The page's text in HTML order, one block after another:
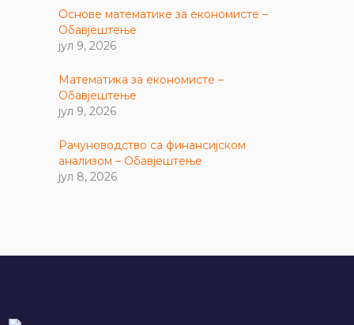
Основе математике за економисте –
Обавјештење
јул 9, 2026
Математика за економисте –
Обавјештење
јул 9, 2026
Рачуноводство са финансијском
анализом – Обавјештење
јул 8, 2026